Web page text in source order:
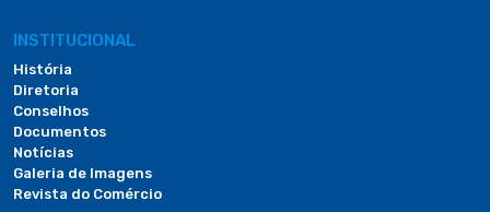
INSTITUCIONAL
História
Diretoria
Conselhos
Documentos
Notícias
Galeria de Imagens
Revista do Comércio